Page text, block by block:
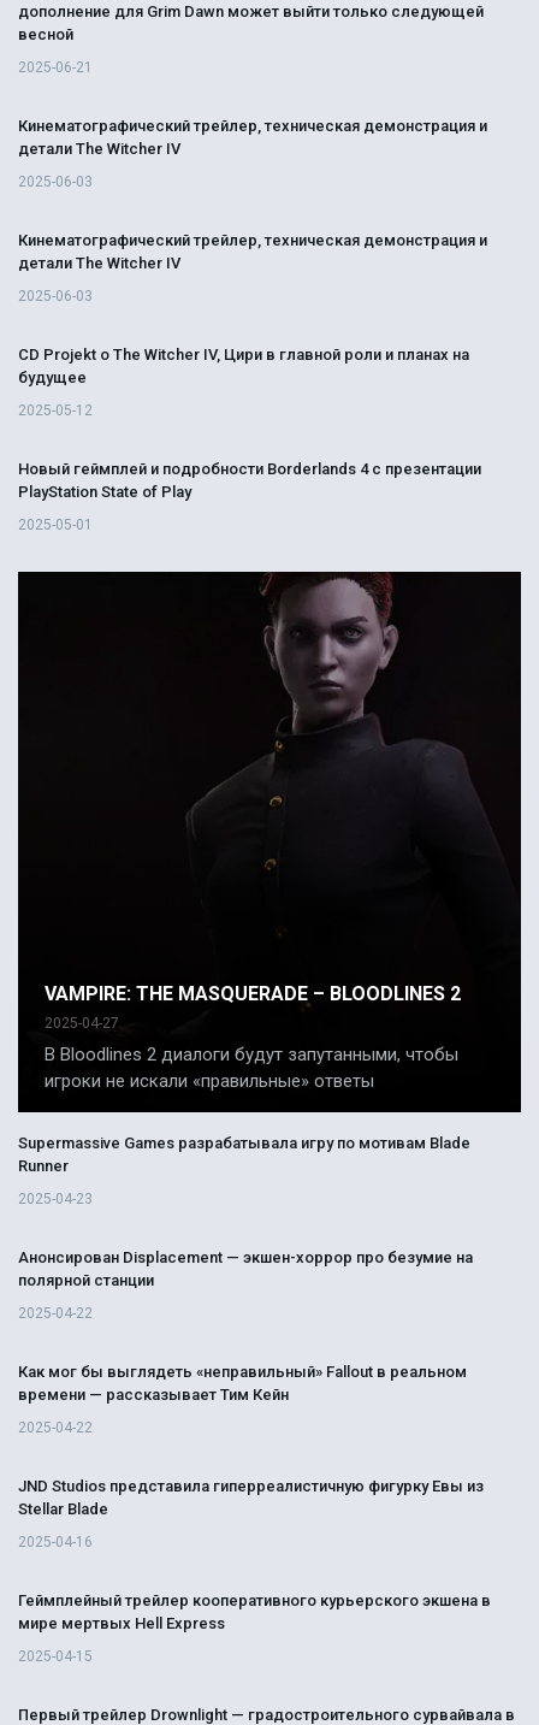
дополнение для Grim Dawn может выйти только следующей
весной
2025-06-21
Кинематографический трейлер, техническая демонстрация и
детали The Witcher IV
2025-06-03
Кинематографический трейлер, техническая демонстрация и
детали The Witcher IV
2025-06-03
CD Projekt о The Witcher IV, Цири в главной роли и планах на
будущее
2025-05-12
Новый геймплей и подробности Borderlands 4 с презентации
PlayStation State of Play
2025-05-01
VAMPIRE: THE MASQUERADE – BLOODLINES 2
2025-04-27
В Bloodlines 2 диалоги будут запутанными, чтобы
игроки не искали «правильные» ответы
Supermassive Games разрабатывала игру по мотивам Blade
Runner
2025-04-23
Анонсирован Displacement — экшен-хоррор про безумие на
полярной станции
2025-04-22
Как мог бы выглядеть «неправильный» Fallout в реальном
времени — рассказывает Тим Кейн
2025-04-22
JND Studios представила гиперреалистичную фигурку Евы из
Stellar Blade
2025-04-16
Геймплейный трейлер кооперативного курьерского экшена в
мире мертвых Hell Express
2025-04-15
Первый трейлер Drownlight — градостроительного сурвайвала в